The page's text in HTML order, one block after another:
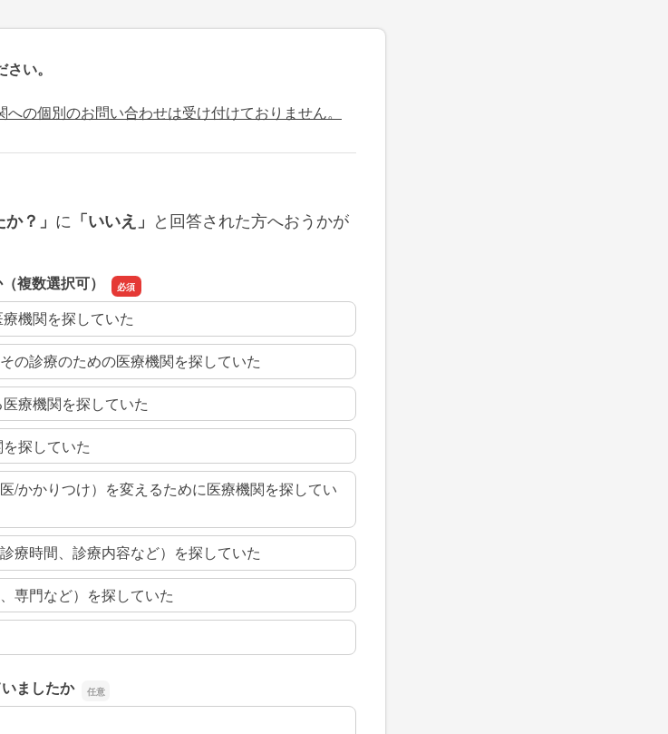
い。
の個別のお問い合わせは受け付けておりません。
？」 に 「いいえ」 と回答された方へおうかが
複数選択可）
機関を探していた
の診療のための医療機関を探していた
療機関を探していた
探していた
/かかりつけ）を変えるために医療機関を探してい
療時間、診療内容など）を探していた
専門など）を探していた
ましたか
ましたか